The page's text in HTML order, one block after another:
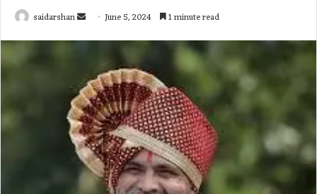
saidarshan
Send June 5, 2024 1 minute read